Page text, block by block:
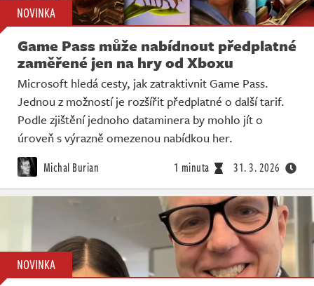
NOVINKA
Game Pass může nabídnout předplatné
zaměřené jen na hry od Xboxu
Microsoft hledá cesty, jak zatraktivnit Game Pass.
Jednou z možností je rozšířit předplatné o další tarif.
Podle zjištění jednoho dataminera by mohlo jít o
úroveň s výrazně omezenou nabídkou her.
Michal Burian 1 minuta 31. 3. 2026
NOVINKA